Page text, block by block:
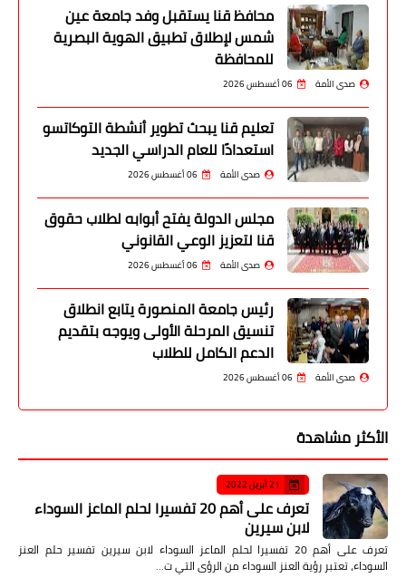
محافظ قنا يستقبل وفد جامعة عين
شمس لإطلاق تطبيق الهوية البصرية
للمحافظة
صدى الأمة 06 أغسطس 2026
تعليم قنا يبحث تطوير أنشطة التوكاتسو
استعدادًا للعام الدراسي الجديد
صدى الأمة 06 أغسطس 2026
مجلس الدولة يفتح أبوابه لطلاب حقوق
قنا لتعزيز الوعي القانوني
صدى الأمة 06 أغسطس 2026
رئيس جامعة المنصورة يتابع انطلاق
تنسيق المرحلة الأولى ويوجه بتقديم
الدعم الكامل للطلاب
صدى الأمة 06 أغسطس 2026
الأكثر مشاهدة
21 أبريل 2022
تعرف على أهم 20 تفسيرا لحلم الماعز السوداء
لابن سيرين
تعرف على أهم 20 تفسيرا لحلم الماعز السوداء لابن سيرين تفسير حلم العنز
السوداء، تعتبر رؤية العنز السوداء من الرؤى التي ت…